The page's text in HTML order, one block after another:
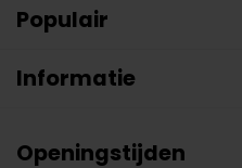
Populair
Informatie
Openingstijden